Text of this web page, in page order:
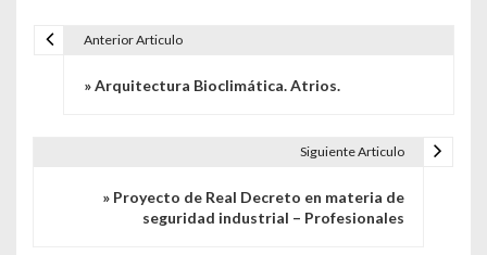
Navegación de entradas
Anterior Articulo
» Arquitectura Bioclimática. Atrios.
Siguiente Articulo
» Proyecto de Real Decreto en materia de
seguridad industrial – Profesionales